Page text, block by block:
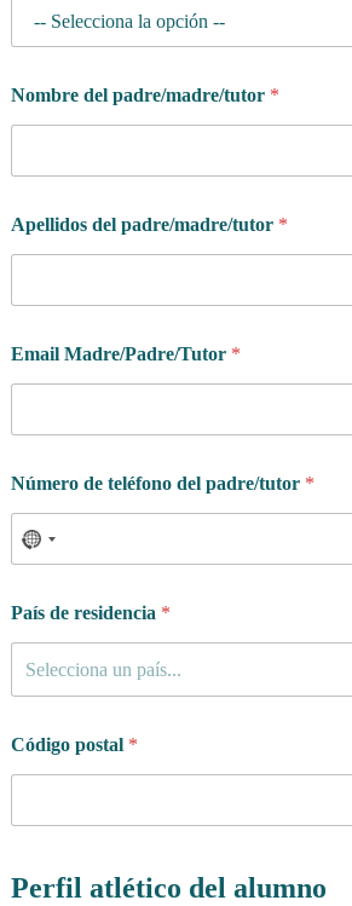
Nombre del padre/madre/tutor *
Apellidos del padre/madre/tutor *
Email Madre/Padre/Tutor *
Número de teléfono del padre/tutor *
País de residencia *
Selecciona un país...
Código postal *
Perfil atlético del alumno